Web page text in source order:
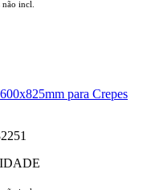
incl.
para Crepes